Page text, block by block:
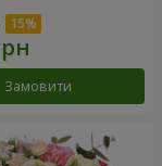
Замовити